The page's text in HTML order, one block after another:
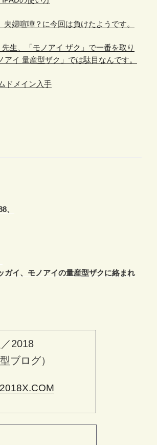
夫婦喧嘩？に今回は負けたようです。
生、「モノアイ ザク」で一番を取り
アイ 量産型ザク」では駄目なんです。
ドメイン入手
、
ガイ、モノアイの量産型ザクに絡まれ
2018
ブログ）